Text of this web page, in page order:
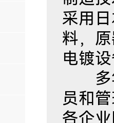
采用
料，
电镀
多年
员和
各企